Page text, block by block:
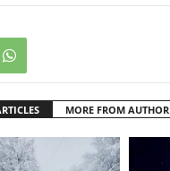
MORE FROM AUTHOR